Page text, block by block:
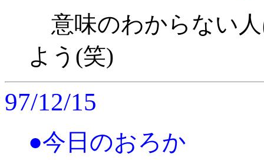
意味のわからない
よう(笑)
97/12/15
●今日のおろか